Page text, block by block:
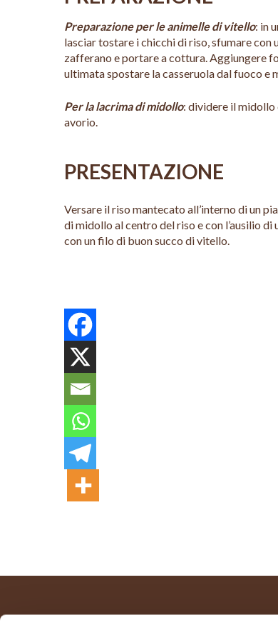
Preparazione per le animelle di vitello: in
lasciar tostare i chicchi di riso, sfumare
zafferano e portare a cottura. Aggiungere
ultimata spostare la casseruola dal fuoco e
Per la lacrima di midollo: dividere il midollo
avorio.
PRESENTAZIONE
Versare il riso mantecato all’interno di un
di midollo al centro del riso e con l’ausilio
con un filo di buon succo di vitello.